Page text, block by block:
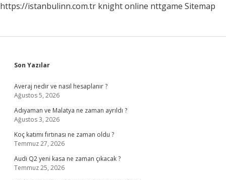
https://istanbulinn.com.tr knight online nttgame Sitemap
Sidebar
Son Yazılar
Averaj nedir ve nasıl hesaplanır ?
Ağustos 5, 2026
Adıyaman ve Malatya ne zaman ayrıldı ?
Ağustos 3, 2026
Koç katımı fırtınası ne zaman oldu ?
Temmuz 27, 2026
Audi Q2 yeni kasa ne zaman çıkacak ?
Temmuz 25, 2026